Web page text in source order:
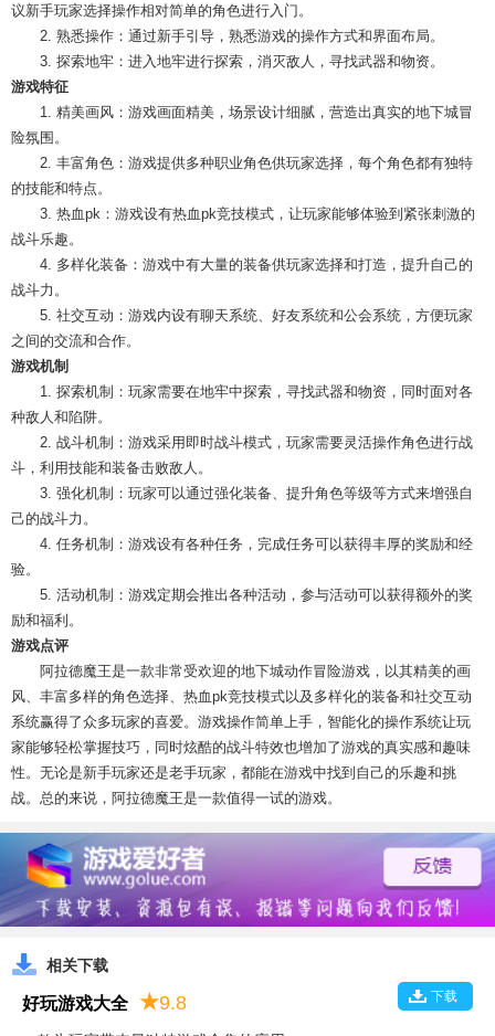
议新手玩家选择操作相对简单的角色进行入门。
2. 熟悉操作：通过新手引导，熟悉游戏的操作方式和界面布局。
3. 探索地牢：进入地牢进行探索，消灭敌人，寻找武器和物资。
游戏特征
1. 精美画风：游戏画面精美，场景设计细腻，营造出真实的地下城冒
险氛围。
2. 丰富角色：游戏提供多种职业角色供玩家选择，每个角色都有独特
的技能和特点。
3. 热血pk：游戏设有热血pk竞技模式，让玩家能够体验到紧张刺激的
战斗乐趣。
4. 多样化装备：游戏中有大量的装备供玩家选择和打造，提升自己的
战斗力。
5. 社交互动：游戏内设有聊天系统、好友系统和公会系统，方便玩家
之间的交流和合作。
游戏机制
1. 探索机制：玩家需要在地牢中探索，寻找武器和物资，同时面对各
种敌人和陷阱。
2. 战斗机制：游戏采用即时战斗模式，玩家需要灵活操作角色进行战
斗，利用技能和装备击败敌人。
3. 强化机制：玩家可以通过强化装备、提升角色等级等方式来增强自
己的战斗力。
4. 任务机制：游戏设有各种任务，完成任务可以获得丰厚的奖励和经
验。
5. 活动机制：游戏定期会推出各种活动，参与活动可以获得额外的奖
励和福利。
游戏点评
阿拉德魔王是一款非常受欢迎的地下城动作冒险游戏，以其精美的画
风、丰富多样的角色选择、热血pk竞技模式以及多样化的装备和社交互动
系统赢得了众多玩家的喜爱。游戏操作简单上手，智能化的操作系统让玩
家能够轻松掌握技巧，同时炫酷的战斗特效也增加了游戏的真实感和趣味
性。无论是新手玩家还是老手玩家，都能在游戏中找到自己的乐趣和挑
战。总的来说，阿拉德魔王是一款值得一试的游戏。
相关下载
下载
好玩游戏大全 ★9.8